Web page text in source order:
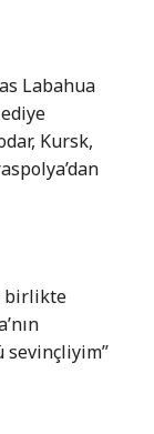
Labahua
Kursk,
birlikte
sevinçliyim”